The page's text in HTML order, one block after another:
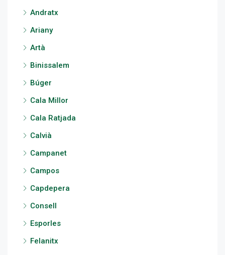
Andratx
Ariany
Artà
Binissalem
Búger
Cala Millor
Cala Ratjada
Calvià
Campanet
Campos
Capdepera
Consell
Esporles
Felanitx